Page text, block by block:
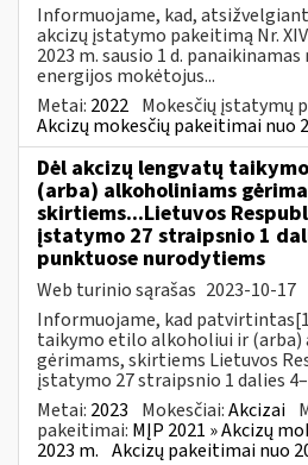
Informuojame, kad,
akcizų įstatymo pakeitimą Nr.
2023 m. sausio 1 d.
energijos mokėtojus...
Metai: 2022 Mokesčių įstatymų
Akcizų mokesčių pakeitimai nuo
Dėl akcizų lengvatų
(arba) alkoholiniams
skirtiems...Lietuvos
įstatymo 27 straipsnio 1
punktuose nurodytiems
Web turinio sąrašas 2023-10-17
Informuojame, kad
taikymo etilo alkoholiui ir
gėrimams, skirtiems Lietuvos
įstatymo 27 straipsnio 1 dalies
Metai: 2023 Mokesčiai:Akcizai
pakeitimai: MĮP 2021 » Akcizų
2023 m. Akcizų pakeitimai nuo